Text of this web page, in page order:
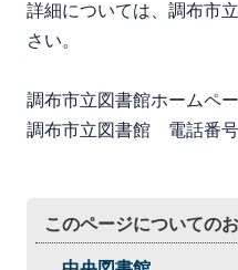
詳細については、調布市
さい。
調布市立図書館ホームペ
調布市立図書館 電話番号
このページについての